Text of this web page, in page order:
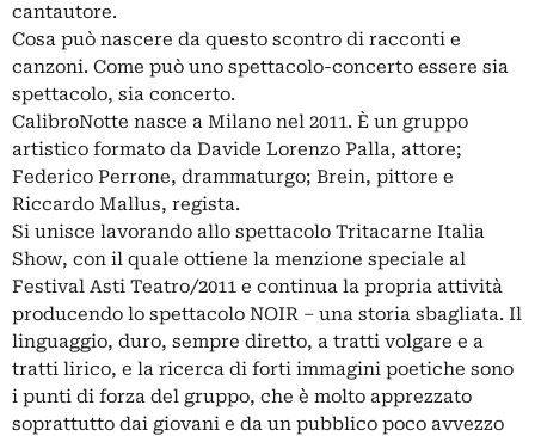
cantautore.
Cosa può nascere da questo scontro di racconti e
canzoni. Come può uno spettacolo-concerto essere sia
spettacolo, sia concerto.
CalibroNotte nasce a Milano nel 2011. È un gruppo
artistico formato da Davide Lorenzo Palla, attore;
Federico Perrone, drammaturgo; Brein, pittore e
Riccardo Mallus, regista.
Si unisce lavorando allo spettacolo Tritacarne Italia
Show, con il quale ottiene la menzione speciale al
Festival Asti Teatro/2011 e continua la propria attività
producendo lo spettacolo NOIR – una storia sbagliata. Il
linguaggio, duro, sempre diretto, a tratti volgare e a
tratti lirico, e la ricerca di forti immagini poetiche sono
i punti di forza del gruppo, che è molto apprezzato
soprattutto dai giovani e da un pubblico poco avvezzo